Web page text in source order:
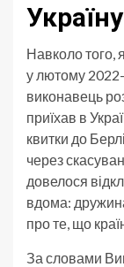
Навколо того,
у лютому
виконавець
приїхав в
квитки до
через
довелося
вдома:
про те, що
За словами